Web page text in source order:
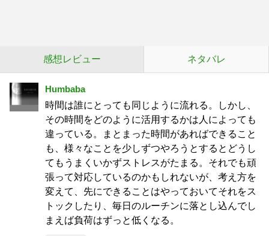
感想レビュー ネタバレ
Humbaba
時間は誰にとっても同じように流れる。しかし、
その時間をどのように活用するかは人によっても
違っている。まとまった時間があればできること
も、様々なことを少しずつやろうとするとどうし
てもうまくいかずストレスがたまる。それでも頑
張って対応しているのかもしれないが、考え方を
変えて、先にできることはやっておいてそれをス
トックしたり、毎日のルーチンに落とし込んでし
まえば負荷はずっと低くなる。